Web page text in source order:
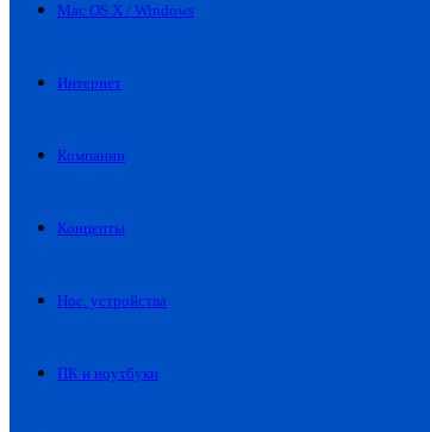
Mac OS X / Windows
Интернет
Компании
Концепты
Нос. устройства
ПК и ноутбуки